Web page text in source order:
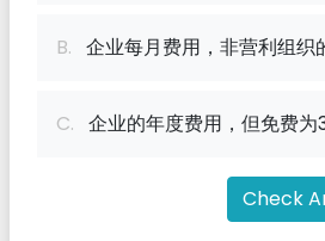
B. 企业每月费用，非营利组织
C. 企业的年度费用，但免费为
Check